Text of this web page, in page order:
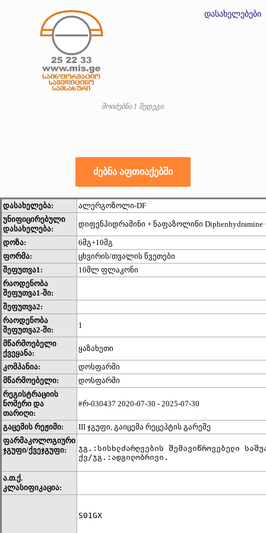
დასახელებები
მოიძებნა 1 შედეგი.
დასახელება:
ალერგოზოლი-DF
უნიფიცირებული
დასახელება:
დიფენჰიდრამინი + ნაფაზოლინი Diphenhydramine
დოზა:
6მგ+10მგ
ფორმა:
ცხვირის/თვალის წვეთები
შეფუთვა1:
10მლ ფლაკონი
რაოდენობა
შეფუთვა1-ში:
შეფუთვა2:
რაოდენობა
შეფუთვა2-ში:
1
მწარმოებელი
ქვეყანა:
ყაზახეთი
კომპანია:
დოსფარმი
მწარმოებელი:
დოსფარმი
რეგისტრაციის
ნომერი და
თარიღი:
#რ-030437 2020-07-30 - 2025-07-30
გაცემის რეჟიმი:
III ჯგუფი, გაიცემა რეცეპტის გარეშე
ფარმაკოლოგიური
ჯგუფი/ქვეჯგუფი:
ჯგ.:სისხლძარღვების შემავიწროვებელი
ქვ/ჯგ.:ადგილობრივი.
ა.თ.ქ.
კლასიფიკაცია: